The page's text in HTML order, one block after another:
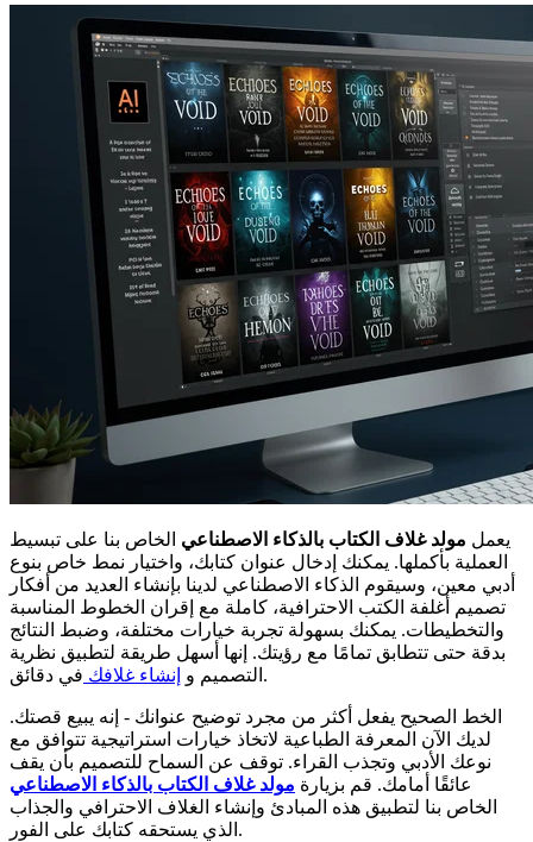
يعمل مولد غلاف الكتاب بالذكاء الاصطناعي الخاص بنا على تبسيط
العملية بأكملها. يمكنك إدخال عنوان كتابك، واختيار نمط خاص بنوع
أدبي معين، وسيقوم الذكاء الاصطناعي لدينا بإنشاء العديد من أفكار
تصميم أغلفة الكتب الاحترافية، كاملة مع إقران الخطوط المناسبة
والتخطيطات. يمكنك بسهولة تجربة خيارات مختلفة، وضبط النتائج
بدقة حتى تتطابق تمامًا مع رؤيتك. إنها أسهل طريقة لتطبيق نظرية
التصميم و إنشاء غلافك في دقائق.
الخط الصحيح يفعل أكثر من مجرد توضيح عنوانك - إنه يبيع قصتك.
لديك الآن المعرفة الطباعية لاتخاذ خيارات استراتيجية تتوافق مع
نوعك الأدبي وتجذب القراء. توقف عن السماح للتصميم بأن يقف
عائقًا أمامك. قم بزيارة مولد غلاف الكتاب بالذكاء الاصطناعي
الخاص بنا لتطبيق هذه المبادئ وإنشاء الغلاف الاحترافي والجذاب
الذي يستحقه كتابك على الفور.